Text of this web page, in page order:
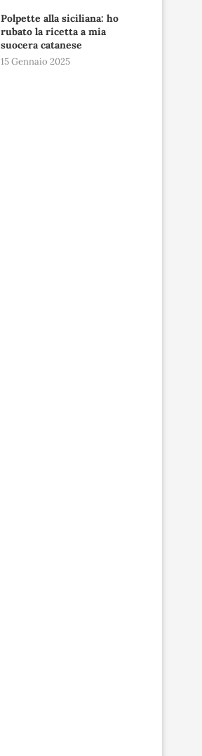
Polpette alla siciliana: ho
rubato la ricetta a mia
suocera catanese
15 Gennaio 2025